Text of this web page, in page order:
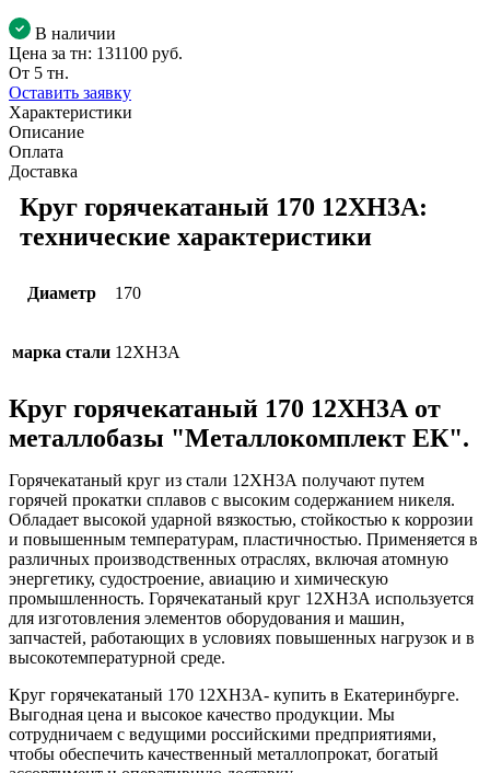
В наличии
Цена за тн: 131100 руб.
От 5 тн.
Оставить заявку
Характеристики
Описание
Оплата
Доставка
Круг горячекатаный 170 12ХН3А:
технические характеристики
Диаметр 170
марка стали 12ХН3А
Круг горячекатаный 170 12ХН3А от
металлобазы "Металлокомплект ЕК".
Горячекатаный круг из стали 12ХН3А получают путем
горячей прокатки сплавов с высоким содержанием никеля.
Обладает высокой ударной вязкостью, стойкостью к коррозии
и повышенным температурам, пластичностью. Применяется в
различных производственных отраслях, включая атомную
энергетику, судостроение, авиацию и химическую
промышленность. Горячекатаный круг 12ХН3А используется
для изготовления элементов оборудования и машин,
запчастей, работающих в условиях повышенных нагрузок и в
высокотемпературной среде.
Круг горячекатаный 170 12ХН3А- купить в Екатеринбурге.
Выгодная цена и высокое качество продукции. Мы
сотрудничаем с ведущими российскими предприятиями,
чтобы обеспечить качественный металлопрокат, богатый